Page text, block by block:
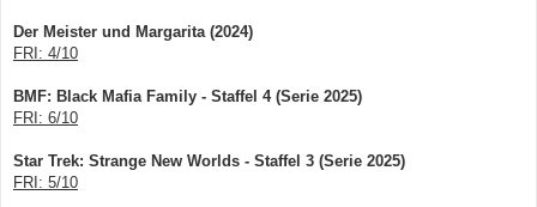
B
i
a
g
Der Meister und Margarita (2024)
FRI: 4/10
BMF: Black Mafia Family - Staffel 4 (Serie 2025)
FRI: 6/10
Star Trek: Strange New Worlds - Staffel 3 (Serie 2025)
FRI: 5/10